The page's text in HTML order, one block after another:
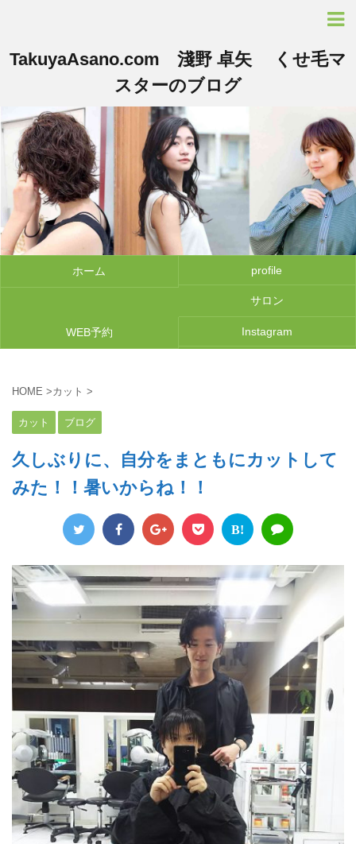
TakuyaAsano.com 淺野 卓矢 くせ毛マ
スターのブログ
ホーム profile
サロン
WEB予約 Instagram
HOME > カット >
カット ブログ
久しぶりに、自分をまともにカットして
みた！！暑いからね！！
B!